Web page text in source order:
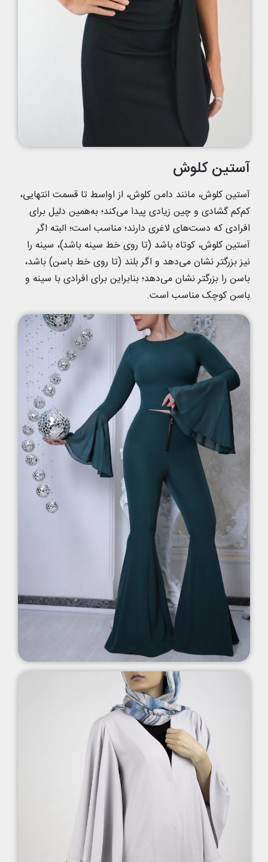
آستین کلوش
آستین کلوش، مانند دامن کلوش، از اواسط تا قسمت انتهایی،
کم‌کم گشادی و چین زیادی پیدا می‌کند؛ به‌همین دلیل برای
افرادی که دست‌های لاغری دارند؛ مناسب است؛ البته اگر
آستین کلوش، کوتاه باشد (تا روی خط سینه باشد)، سینه را
نیز بزرگتر نشان می‌دهد و اگر بلند (تا روی خط باسن) باشد،
باسن را بزرگتر نشان می‌دهد؛ بنابراین برای افرادی با سینه و
باسن کوچک مناسب است.